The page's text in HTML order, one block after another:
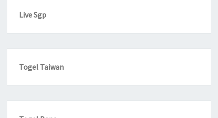
Live Sgp
Togel Taiwan